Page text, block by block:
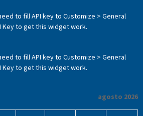
to fill API key to Customize > General
Key to get this widget work.
to fill API key to Customize > General
Key to get this widget work.
agosto 2026